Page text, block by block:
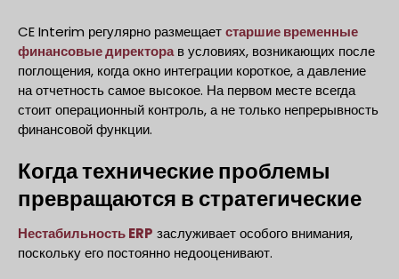
CE Interim регулярно размещаетстаршие временные
финансовые директорав условиях, возникающих после
поглощения, когда окно интеграции короткое, а давление
на отчетность самое высокое. На первом месте всегда
стоит операционный контроль, а не только непрерывность
финансовой функции.
Когда технические проблемы
превращаются в стратегические
Нестабильность ERP заслуживает особого внимания,
поскольку его постоянно недооценивают.